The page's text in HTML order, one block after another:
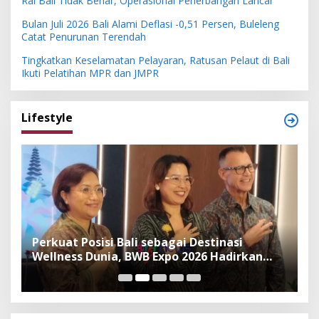
Bulan Juli 2026 Bali Alami Deflasi -0,51 Persen, Buleleng
Catat Penurunan Terendah
Tingkatkan Keselamatan Pelayaran, Ratusan Pelaut di Bali
Ikuti Pelatihan MPR dan JMPR
Lifestyle
Perkuat Posisi Bali sebagai Destinasi
Wellness Dunia, BWB Expo 2026 Hadirkan
Exhibitor Nasional dan Global